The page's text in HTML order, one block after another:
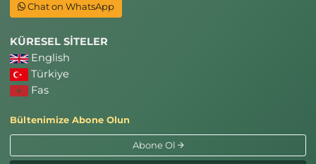
Chat on WhatsApp
KÜRESEL SİTELER
English
Türkiye
Fas
Bültenimize Abone Olun
Abone Ol